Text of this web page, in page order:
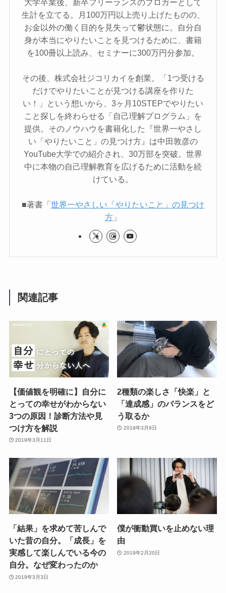
大学卒業後、新卒フリーランスのブロガーとして
生計を立てる。月100万円以上売り上げたものの、
お金以外の働く目的を見失って鬱状態に。自分自
身が本当にやりたいことを見つけるために、書籍
を100冊以上読み、セミナーに300万円分参加。
その後、株式会社ジコリカイを創業。「1つ受ける
だけでやりたいことが見つける講座を作りた
い！」という想いから、3ヶ月10STEPでやりたい
こと探しを終わらせる「自己理解プログラム」を
提供。そのノウハウを書籍化した『世界一やさし
い「やりたいこと」の見つけ方』は中田敦彦の
YouTube大学での紹介され、30万部を突破。世界
中に本物の自己理解教育を広げるために活動を続
けている。
■著書「世界一やさしい「やりたいこと」の見つけ
方 」
関連記事
【価値観を明確に】自分に
とっての幸せがわからない
3つの原因！診断方法や見
つけ方を解説
2019年3月11日
2種類の楽しさ「快楽」と
「達成感」のバランスをど
う取るか
2019年3月9日
「結果」を求めて苦しんで
いた昔の自分。「成長」を
実感して楽しんでいる今の
自分。なぜ変わったのか
2019年3月3日
僕が衝動買いを止めない理
由
2019年2月20日